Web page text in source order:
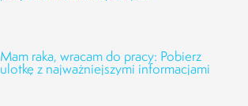
Mam raka, wracam do pracy: Pobierz
ulotkę z najważniejszymi informacjami